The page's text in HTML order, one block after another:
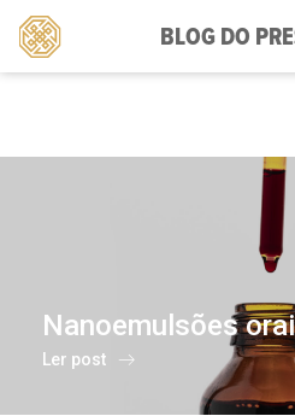
BLOG DO
Pesquisar
por:
Nanoemulsões
Ler post